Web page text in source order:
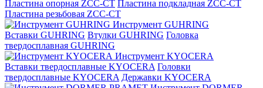
Пластина опорная ZCC-CT Пластина подкладная ZCC-CT
Пластина резьбовая ZCC-CT
Инструмент GUHRING
Вставки GUHRING Втулки GUHRING Головка
твердосплавная GUHRING
Инструмент KYOCERA
Вставки твердосплавные KYOCERA Головки
твердосплавные KYOCERA Державки KYOCERA